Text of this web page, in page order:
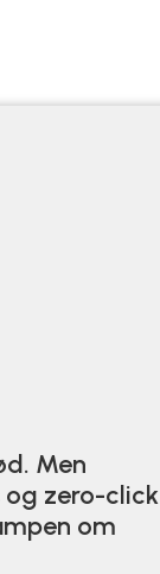
Men
og zero-click
om